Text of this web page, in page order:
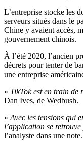
L’entreprise stocke les
serveurs situés dans le
Chine y avaient accès,
gouvernement chinois.
À l’été 2020, l’ancien
décrets pour tenter de
une entreprise
« TikTok est en train de
Dan Ives, de Wedbush.
« Avec les tensions qui
l’application se
l’analyste dans une note.